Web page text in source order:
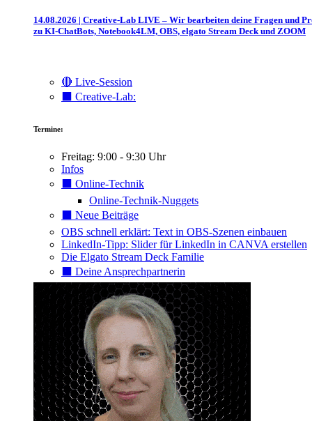
14.08.2026 | Creative-Lab LIVE – Wir bearbeiten deine Fragen und
zu KI-ChatBots, Notebook4LM, OBS, elgato Stream Deck und ZOOM
🔴 Live-Session
⬛️ Creative-Lab:
Termine:
Freitag: 9:00 - 9:30 Uhr
Infos
⬛️ Online-Technik
Online-Technik-Nuggets
⬛️ Neue Beiträge
OBS schnell erklärt: Text in OBS-Szenen einbauen
LinkedIn-Tipp: Slider für LinkedIn in CANVA erstellen
Die Elgato Stream Deck Familie
⬛️ Deine Ansprechpartnerin